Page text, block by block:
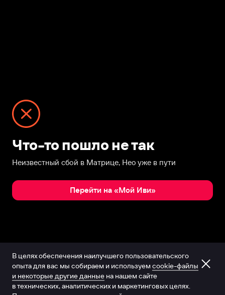
Что-то пошло не так
Неизвестный сбой в Матрице, Нео уже в пути
Перейти на «Мой Иви»
В целях обеспечения наилучшего пользовательского
опыта для вас мы собираем и используем cookie-файлы
и некоторые другие данные на нашем сайте
в технических, аналитических и маркетинговых целях.